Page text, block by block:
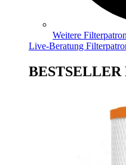
Weitere
Live-Beratung
BESTSELLER